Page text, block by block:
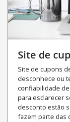
Site de
Site de cupons
desconhece ou
confiabilidade
para esclarecer
desconto estão
fazem parte das